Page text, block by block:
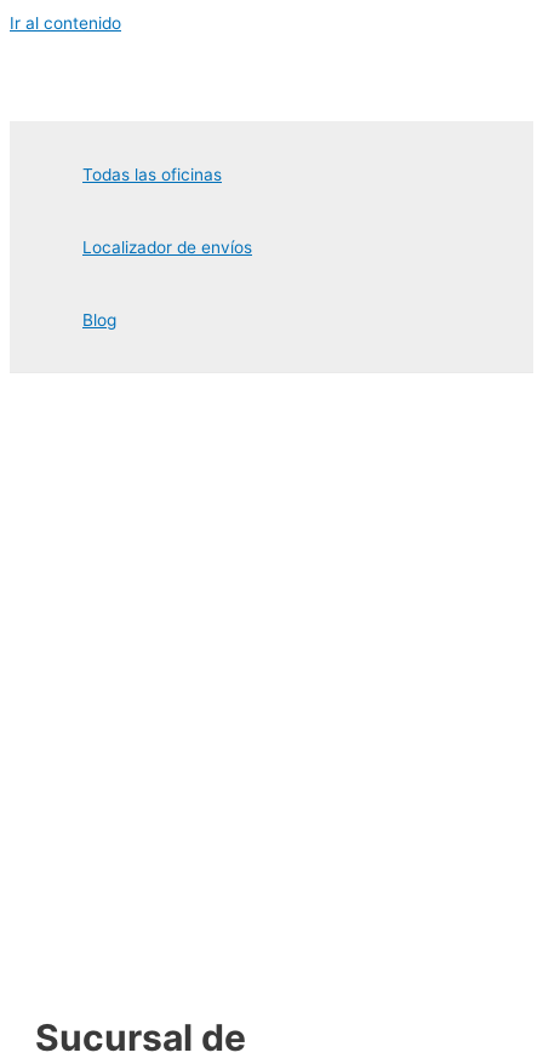
Ir al contenido
Todas las oficinas
Localizador de envíos
Blog
Sucursal de